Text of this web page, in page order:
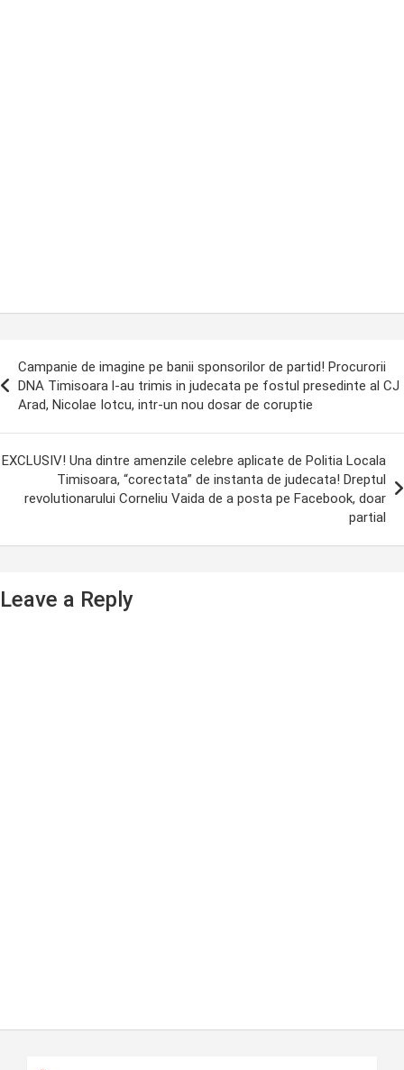
Campanie de imagine pe banii sponsorilor de partid! Procurorii
DNA Timisoara l-au trimis in judecata pe fostul presedinte al CJ
Arad, Nicolae Iotcu, intr-un nou dosar de coruptie
EXCLUSIV! Una dintre amenzile celebre aplicate de Politia Locala
Timisoara, “corectata” de instanta de judecata! Dreptul
revolutionarului Corneliu Vaida de a posta pe Facebook, doar
partial
Leave a Reply